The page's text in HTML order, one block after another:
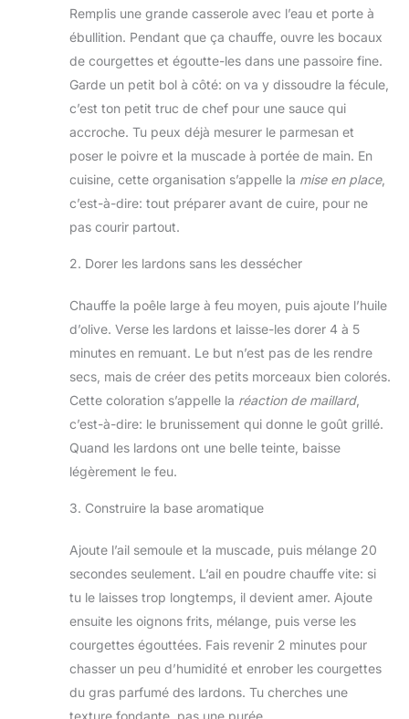
Remplis une grande casserole avec l’eau et porte à
ébullition. Pendant que ça chauffe, ouvre les bocaux
de courgettes et égoutte-les dans une passoire fine.
Garde un petit bol à côté: on va y dissoudre la fécule,
c’est ton petit truc de chef pour une sauce qui
accroche. Tu peux déjà mesurer le parmesan et
poser le poivre et la muscade à portée de main. En
cuisine, cette organisation s’appelle la mise en place,
c’est-à-dire: tout préparer avant de cuire, pour ne
pas courir partout.
2. Dorer les lardons sans les dessécher
Chauffe la poêle large à feu moyen, puis ajoute l’huile
d’olive. Verse les lardons et laisse-les dorer 4 à 5
minutes en remuant. Le but n’est pas de les rendre
secs, mais de créer des petits morceaux bien colorés.
Cette coloration s’appelle la réaction de maillard,
c’est-à-dire: le brunissement qui donne le goût grillé.
Quand les lardons ont une belle teinte, baisse
légèrement le feu.
3. Construire la base aromatique
Ajoute l’ail semoule et la muscade, puis mélange 20
secondes seulement. L’ail en poudre chauffe vite: si
tu le laisses trop longtemps, il devient amer. Ajoute
ensuite les oignons frits, mélange, puis verse les
courgettes égouttées. Fais revenir 2 minutes pour
chasser un peu d’humidité et enrober les courgettes
du gras parfumé des lardons. Tu cherches une